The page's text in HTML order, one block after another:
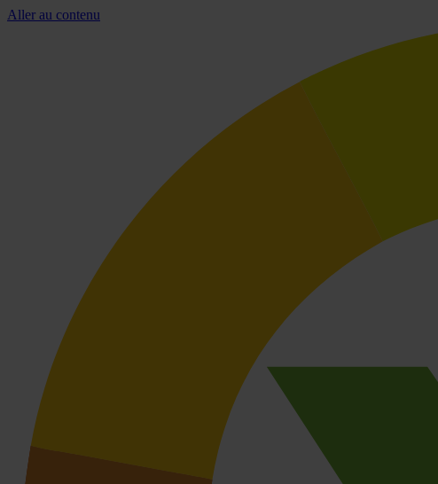
Aller au contenu